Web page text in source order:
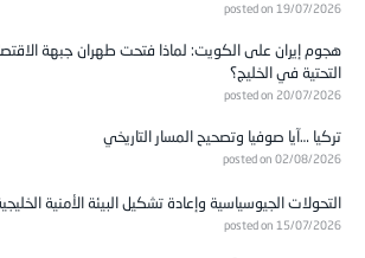
posted on 19/07/2026
هجوم إيران على الكويت: لماذا فتحت طهران جبهة
التحتية في الخليج؟
posted on 20/07/2026
تركيا …آيا صوفيا وتصحيح المسار التاريخي
posted on 02/08/2026
التحولات الجيوسياسية وإعادة تشكيل البيئة الأمنية
posted on 15/07/2026